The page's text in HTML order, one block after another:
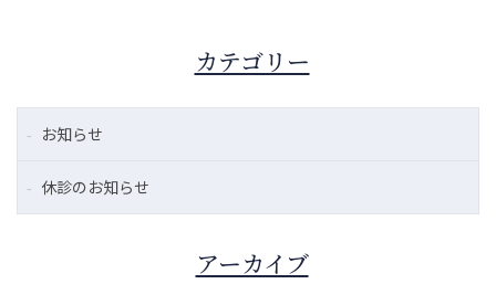
カテゴリー
お知らせ
休診のお知らせ
アーカイブ